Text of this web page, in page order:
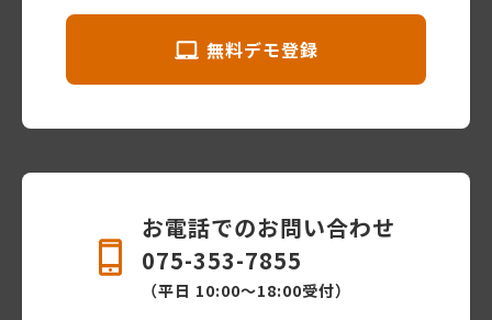
無料デモ登録
お電話でのお問い合わせ
075-353-7855
（平日 10:00〜18:00受付）